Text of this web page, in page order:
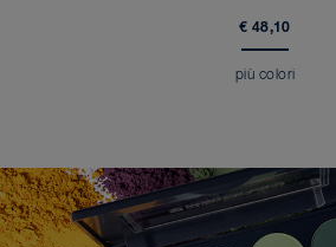
€ 48,10
più colori